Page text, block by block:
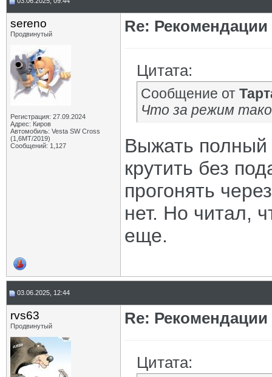
sereno
Продвинутый
Регистрация: 27.09.2024
Адрес: Киров
Автомобиль: Vesta SW Cross
(1,6МТ/2019)
Сообщений: 1,127
Re:
Цитата:
Сообщение от
Что за режим
Выжать полный
крутить без
прогонять
нет. Но читал,
еще.
03.06.2025, 12:44
rvs63
Продвинутый Re:
Цитата: